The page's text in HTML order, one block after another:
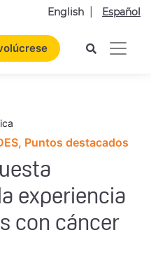
English Español
Puntos destacados
experiencia
con cáncer